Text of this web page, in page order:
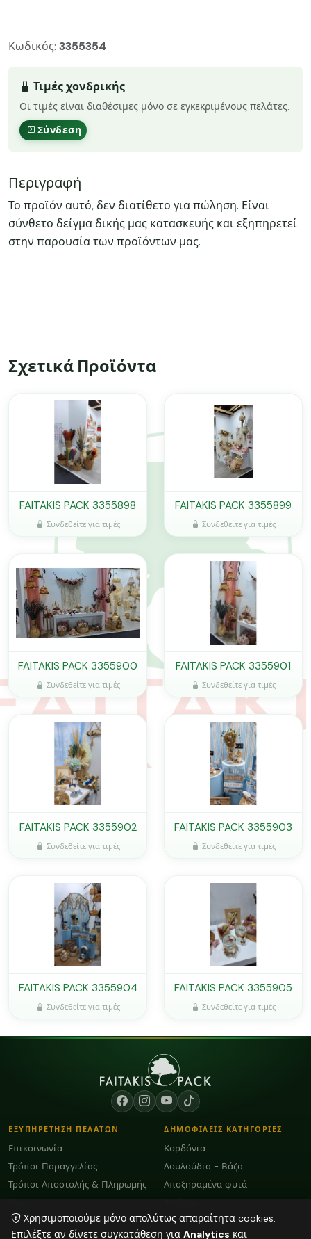
Κωδικός: 3355354
Τιμές χονδρικής
Οι τιμές είναι διαθέσιμες μόνο σε εγκεκριμένους πελάτες.
Σύνδεση
Περιγραφή
Το προϊόν αυτό, δεν διατίθετο για πώληση. Είναι
σύνθετο δείγμα δικής μας κατασκευής και εξηπηρετεί
στην παρουσία των προϊόντων μας.
Σχετικά Προϊόντα
FAITAKIS PACK 3355898
Συνδεθείτε για τιμές
FAITAKIS PACK 3355899
Συνδεθείτε για τιμές
FAITAKIS PACK 3355900
Συνδεθείτε για τιμές
FAITAKIS PACK 3355901
Συνδεθείτε για τιμές
FAITAKIS PACK 3355902
Συνδεθείτε για τιμές
FAITAKIS PACK 3355903
Συνδεθείτε για τιμές
FAITAKIS PACK 3355904
Συνδεθείτε για τιμές
FAITAKIS PACK 3355905
Συνδεθείτε για τιμές
ΕΞΥΠΗΡΕΤΗΣΗ ΠΕΛΑΤΩΝ
Επικοινωνία
Τρόποι Παραγγελίας
Τρόποι Αποστολής & Πληρωμής
Blog
Όροι Χρήσης και GDPR
ΔΗΜΟΦΙΛΕΙΣ ΚΑΤΗΓΟΡΙΕΣ
Κορδόνια
Λουλούδια - Βάζα
Αποξηραμένα φυτά
Φούντες
Κεριά
Χρησιμοποιούμε μόνο απολύτως απαραίτητα cookies.
Επιλέξτε αν δίνετε συγκατάθεση για Analytics και